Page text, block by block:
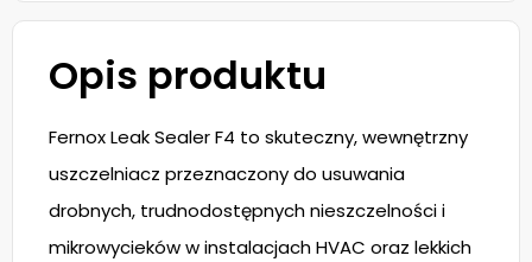
Opis produktu
Fernox Leak Sealer F4 to skuteczny, wewnętrzny
uszczelniacz przeznaczony do usuwania
drobnych, trudnodostępnych nieszczelności i
mikrowycieków w instalacjach HVAC oraz lekkich